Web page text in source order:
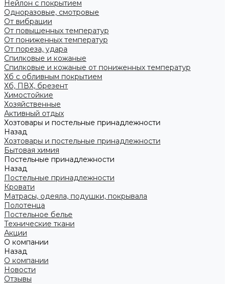
Нейлон с покрытием
Одноразовые, смотровые
От вибрации
От повышенных температур
От пониженных температур
От пореза, удара
Спилковые и кожаные
Спилковые и кожаные от пониженных температур
Хб с обливным покрытием
Хб, ПВХ, брезент
Химостойкие
Хозяйственные
Активный отдых
Хозтовары и постельные принадлежности
Назад
Хозтовары и постельные принадлежности
Бытовая химия
Постельные принадлежности
Назад
Постельные принадлежности
Кровати
Матрасы, одеяла, подушки, покрывала
Полотенца
Постельное белье
Технические ткани
Акции
О компании
Назад
О компании
Новости
Отзывы